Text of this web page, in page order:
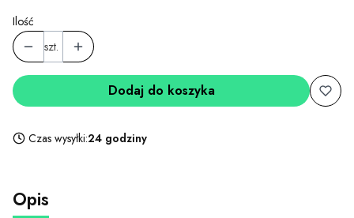
Ilość
szt.
Dodaj do koszyka
Czas wysyłki:24 godziny
Opis